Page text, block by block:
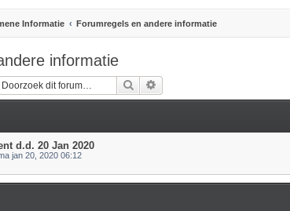
Informatie Forumregels en andere informatie
informatie
Zoek
d.d. 20 Jan 2020
jan 20, 2020 06:12